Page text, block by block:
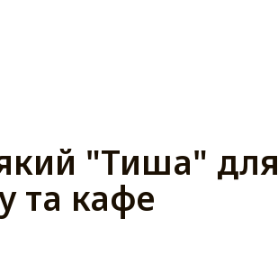
"Тиша" для
та кафе